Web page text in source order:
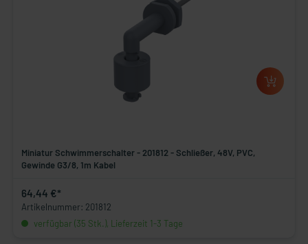
Miniatur Schwimmerschalter - 201812 - Schließer, 48V, PVC,
Gewinde G3/8, 1m Kabel
64,44 €*
Artikelnummer: 201812
verfügbar (35 Stk.), Lieferzeit 1-3 Tage